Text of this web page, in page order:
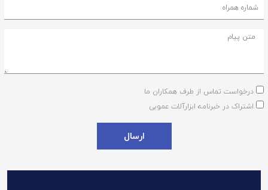
درخواست تماس از طرف همکاران ما
اشتراک در خبرنامه ابزارآلات عمویی
ارسال